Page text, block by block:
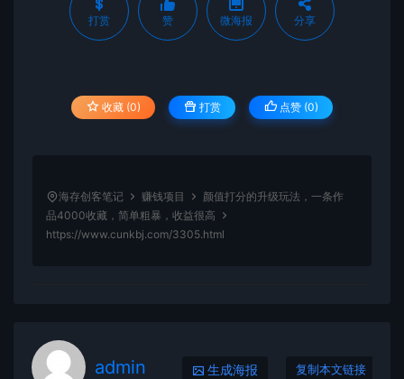
打赏 赞 微海报 分享
收藏 (0) 打赏 点赞 (0)
海存创客笔记 赚钱项目
颜值打分的升级玩法，一条作
品4000收藏，简单粗暴，收益很高
https://www.cunkbj.com/3305.html
admin 生成海报 复制本文链接